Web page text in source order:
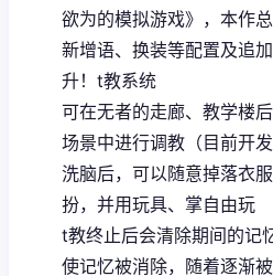
欲为的模拟游戏》，本作总
新增语、换装等配置及追
升！t教系统
可在无者的走廊、教学楼
场景中进行调教（目前开发
洗脑后，可以随意掉落衣
扮，并用玩具、掌自由玩
t教终止后会清除期间的记
使记忆被消除，随着逐渐